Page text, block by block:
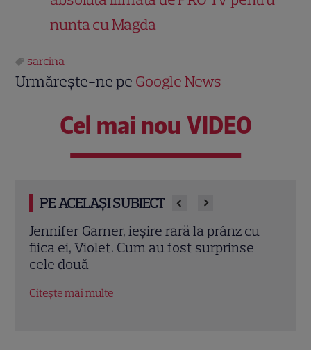
nunta cu Magda
sarcina
Urmărește-ne pe Google News
Cel mai nou VIDEO
PE ACELAȘI SUBIECT
Eren Kasikci, fost câștigător MasterChef
Turcia, a murit la 37 de ani. Bucătarul a
fost găsit fără viață în locuința sa
Citește mai multe